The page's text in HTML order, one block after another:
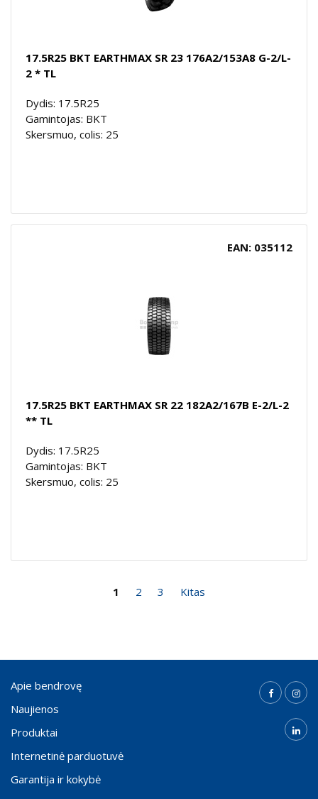
17.5R25 BKT EARTHMAX SR 23 176A2/153A8 G-2/L-
2 * TL
Dydis: 17.5R25
Gamintojas: BKT
Skersmuo, colis: 25
EAN: 035112
17.5R25 BKT EARTHMAX SR 22 182A2/167B E-2/L-2
** TL
Dydis: 17.5R25
Gamintojas: BKT
Skersmuo, colis: 25
1 2 3 Kitas
Apie bendrovę
Naujienos
Produktai
Internetinė parduotuvė
Garantija ir kokybė